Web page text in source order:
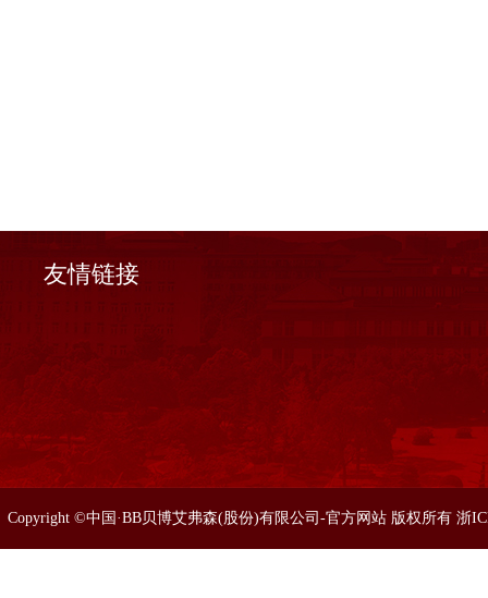
友情链接
Copyright ©中国·BB贝博艾弗森(股份)有限公司-官方网站 版权所有 浙